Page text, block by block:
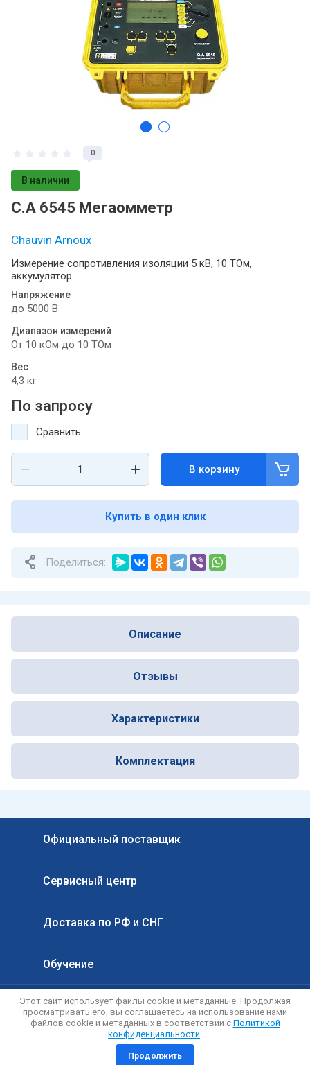
Этот сайт использует файлы cookie и метаданные. Продолжая
просматривать его, вы соглашаетесь на использование нами
файлов cookie и метаданных в соответствии с Политикой
конфиденциальности.
Продолжить
0
В наличии
C.A 6545 Мегаомметр
Chauvin Arnoux
Измерение сопротивления изоляции 5 кВ, 10 ТОм,
аккумулятор
Напряжение
до 5000 В
Диапазон измерений
От 10 кОм до 10 ТОм
Вес
4,3 кг
По запросу
Сравнить
В корзину
Купить в один клик
Поделиться:
Описание
Отзывы
Характеристики
Комплектация
Официальный поставщик
Сервисный центр
Доставка по РФ и СНГ
Обучение
© 2014 - 2026 ООО КС-Энерго
Политика конфиденциальности